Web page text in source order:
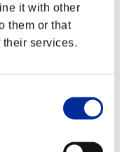
it with other
them or that
their services.